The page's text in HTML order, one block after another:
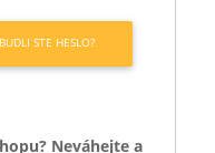
STE HESLO?
Neváhejte a